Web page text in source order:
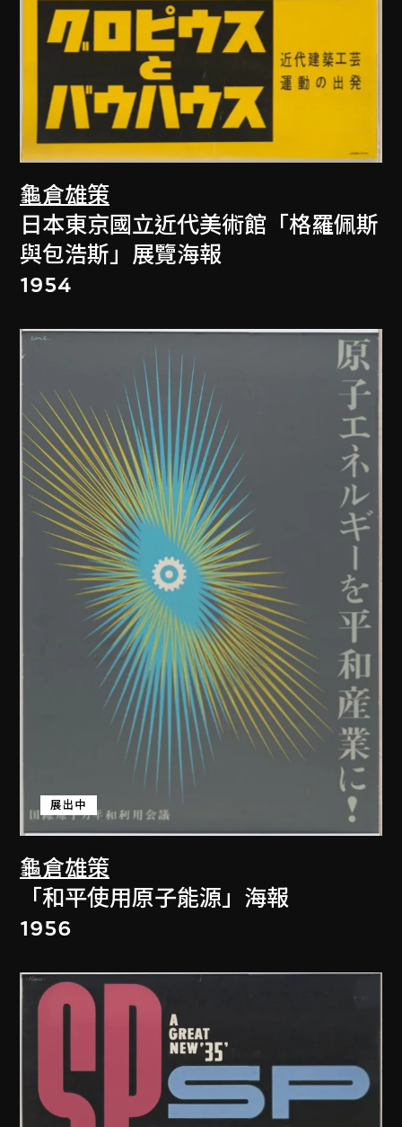
龜倉雄策
日本東京國立近代美術館「格羅佩斯
與包浩斯」展覽海報
1954
龜倉雄策
展出中
「和平使用原子能源」海報
1956